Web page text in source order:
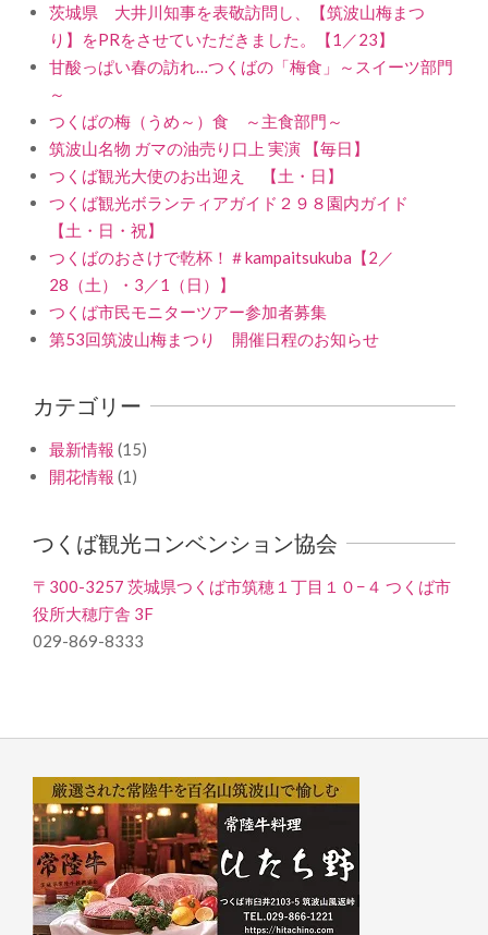
茨城県 大井川知事を表敬訪問し、【筑波山梅まつ
り】をPRをさせていただきました。【1／23】
甘酸っぱい春の訪れ…つくばの「梅食」～スイーツ部門
～
つくばの梅（うめ～）食 ～主食部門～
筑波山名物 ガマの油売り口上 実演 【毎日】
つくば観光大使のお出迎え 【土・日】
つくば観光ボランティアガイド２９８園内ガイド
【土・日・祝】
つくばのおさけで乾杯！＃kampaitsukuba【2／
28（土）・3／1（日）】
つくば市民モニターツアー参加者募集
第53回筑波山梅まつり 開催日程のお知らせ
カテゴリー
最新情報 (15)
開花情報 (1)
つくば観光コンベンション協会
〒300-3257 茨城県つくば市筑穂１丁目１０−４ つくば市
役所大穂庁舎 3F
029-869-8333